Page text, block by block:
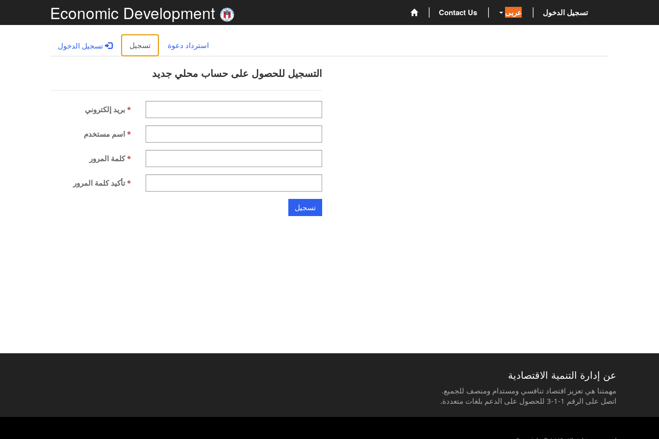
Contact Us عربى تسجيل الدخول
تسجيل الدخول تسجيل استرداد دعوة
التسجيل للحصول على حساب محلي جديد
بريد إلكتروني
اسم مستخدم
كلمة المرور
تأكيد كلمة المرور
عن إدارة التنمية الاقتصادية
مهمتنا هي تعزيز اقتصاد تنافسي ومستدام ومنصف للجميع.
اتصل على الرقم 1-1-3 للحصول على الدعم بلغات متعددة.